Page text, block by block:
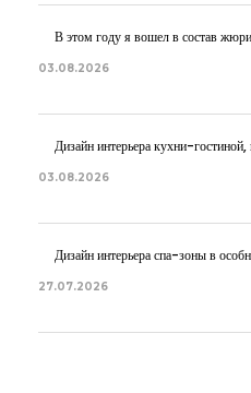
В этом году я вошел в состав
03.08.2026
Дизайн интерьера кухни-
03.08.2026
Дизайн интерьера спа-зоны в
27.07.2026